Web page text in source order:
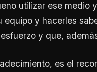
utilizar ese medio
equipo y hacerles
y que,
es el